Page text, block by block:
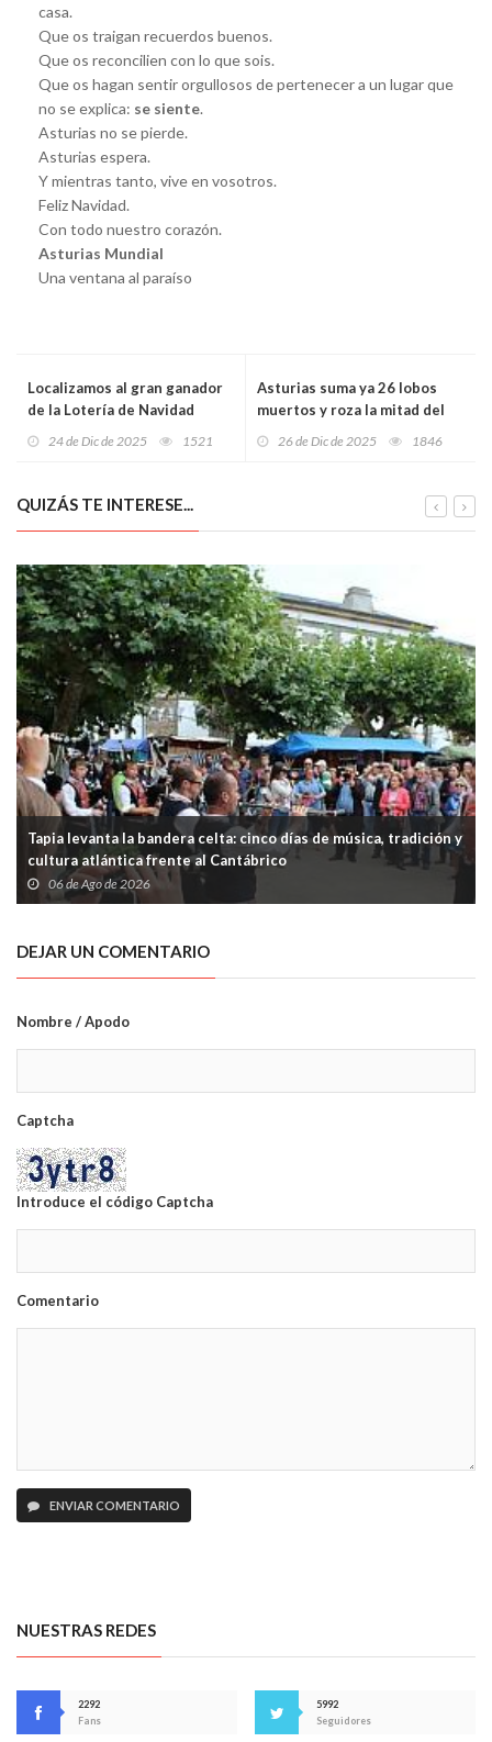
casa.
Que os traigan recuerdos buenos.
Que os reconcilien con lo que sois.
Que os hagan sentir orgullosos de pertenecer a un lugar que
no se explica: se siente.
Asturias no se pierde.
Asturias espera.
Y mientras tanto, vive en vosotros.
Feliz Navidad.
Con todo nuestro corazón.
Asturias Mundial
Una ventana al paraíso
Localizamos al gran ganador
de la Lotería de Navidad
24 de Dic de 2025 1521
Asturias suma ya 26 lobos
muertos y roza la mitad del
26 de Dic de 2025 1846
QUIZÁS TE INTERESE...
Tapia levanta la bandera celta: cinco días de música, tradición y
cultura atlántica frente al Cantábrico
06 de Ago de 2026
DEJAR UN COMENTARIO
Nombre / Apodo
Captcha
Introduce el código Captcha
Comentario
ENVIAR COMENTARIO
NUESTRAS REDES
2292
Fans
5992
Seguidores